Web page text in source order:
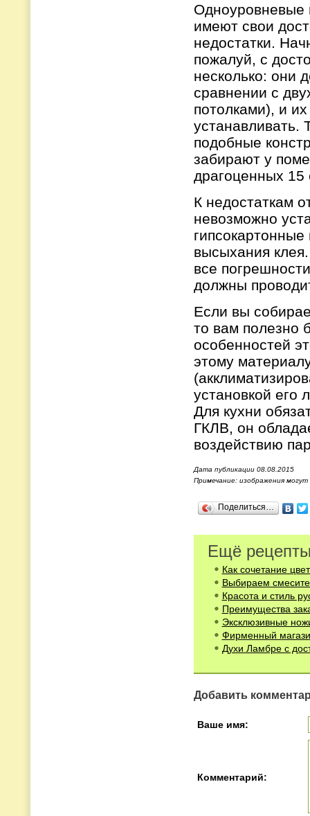
Одноуровневые
имеют свои
недостатки.
пожалуй, с
несколько: они
сравнении с
потолками), и
устанавливать.
подобные
забирают у
драгоценных
К недостаткам
невозможно
высыхания
все
должны
Если вы
то вам полезно
особенностей
этому
установкой его
Для кухни
ГКЛВ, он
воздействию
Дата публикации 08.08.2015
Примечание: изображения
Поделиться…
Ещё
Как сочетание
Выбираем
Красота и стиль
Преимущества
Эксклюзивные
Фирменный
Духи Ламбре с
Добавить
Ваше имя:
Комментарий: